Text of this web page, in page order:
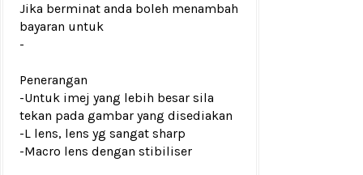
Jika berminat anda boleh menambah
bayaran untuk
-
Penerangan
-Untuk imej yang lebih besar sila
tekan pada gambar yang disediakan
-L lens, lens yg sangat sharp
-Macro lens dengan stibiliser